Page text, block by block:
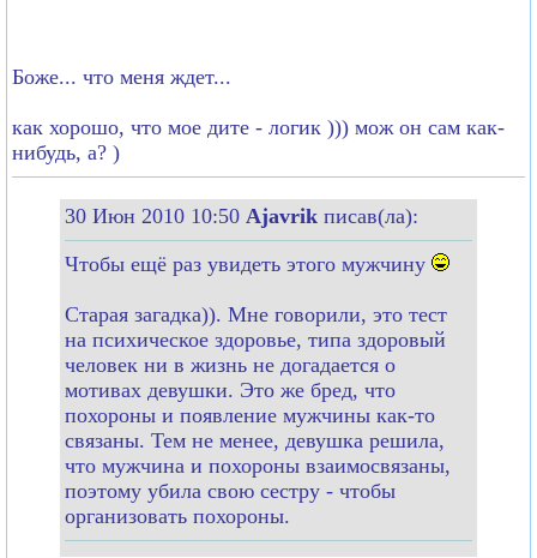
Боже... что меня ждет...
как хорошо, что мое дите - логик ))) мож он сам как-
нибудь, а? )
30 Июн 2010 10:50 Ajavrik писав(ла):
Чтобы ещё раз увидеть этого мужчину
Старая загадка)). Мне говорили, это тест
на психическое здоровье, типа здоровый
человек ни в жизнь не догадается о
мотивах девушки. Это же бред, что
похороны и появление мужчины как-то
связаны. Тем не менее, девушка решила,
что мужчина и похороны взаимосвязаны,
поэтому убила свою сестру - чтобы
организовать похороны.